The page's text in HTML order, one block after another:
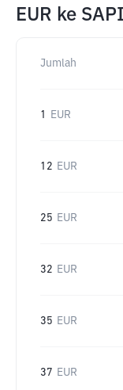
EUR ke
Jumlah
1 EUR
12 EUR
25 EUR
32 EUR
35 EUR
37 EUR